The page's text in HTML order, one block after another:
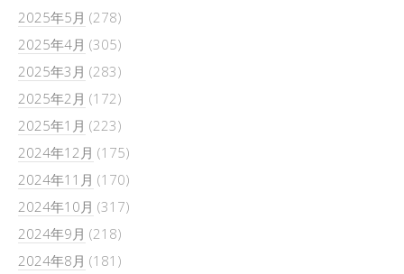
2025年5月 (278)
2025年4月 (305)
2025年3月 (283)
2025年2月 (172)
2025年1月 (223)
2024年12月 (175)
2024年11月 (170)
2024年10月 (317)
2024年9月 (218)
2024年8月 (181)